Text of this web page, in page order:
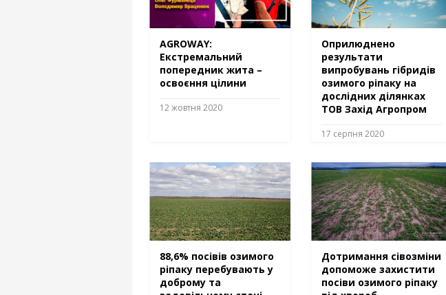
AGROWAY:
Екстремальний
попередник жита –
освоєння цілини
12 жовтня 2020
Оприлюднено
результати
випробувань гібридів
озимого ріпаку на
дослідних ділянках
ТОВ Захід Агропром
17 серпня 2020
88,6% посівів озимого
ріпаку перебувають у
доброму та
Дотримання сівозміни
допоможе захистити
посіви озимого ріпаку